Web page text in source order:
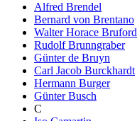
Alfred Brendel
Bernard von Brentano
Walter Horace Bruford
Rudolf Brunngraber
Günter de Bruyn
Carl Jacob Burckhardt
Hermann Burger
Günter Busch
C